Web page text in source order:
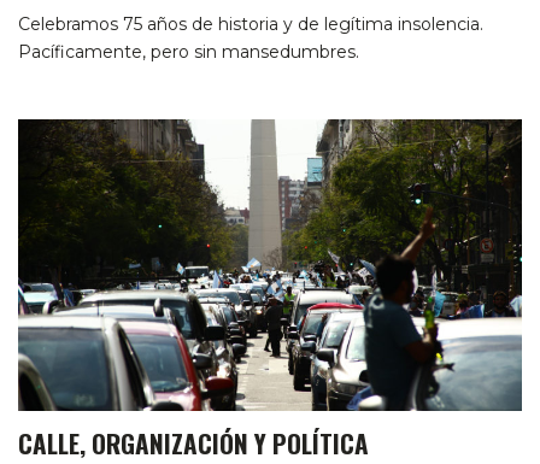
Celebramos 75 años de historia y de legítima insolencia.
Pacíficamente, pero sin mansedumbres.
CALLE, ORGANIZACIÓN Y POLÍTICA